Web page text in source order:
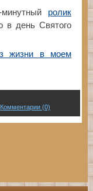
ролик
в день Святого
жизни в моем
Комментарии (0)